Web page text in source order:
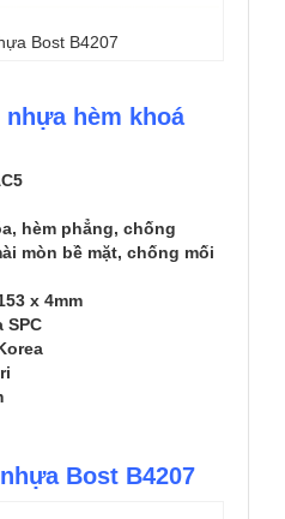
Bost B4207
hèm khoá
hèm phẳng, chống
mòn bề mặt, chống mối
x 4mm
SPC
Bost B4207